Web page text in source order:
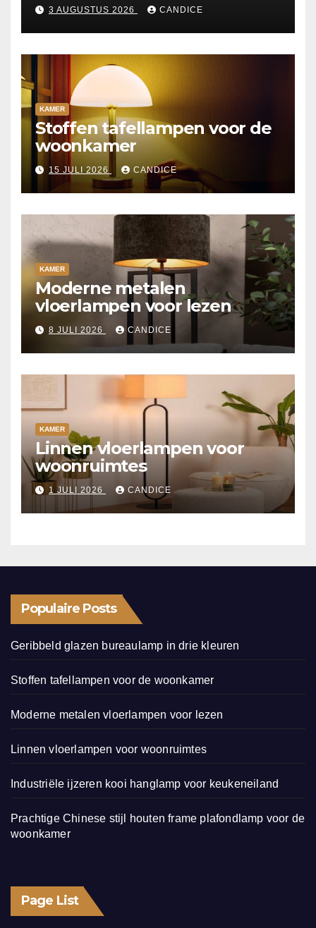
3 AUGUSTUS 2026 CANDICE
KAMER
Stoffen tafellampen voor de
woonkamer
15 JULI 2026 CANDICE
KAMER
Moderne metalen
vloerlampen voor lezen
8 JULI 2026 CANDICE
KAMER
Linnen vloerlampen voor
woonruimtes
1 JULI 2026 CANDICE
Populaire Posts
Geribbeld glazen bureaulamp in drie kleuren
Stoffen tafellampen voor de woonkamer
Moderne metalen vloerlampen voor lezen
Linnen vloerlampen voor woonruimtes
Industriële ijzeren kooi hanglamp voor keukeneiland
Prachtige Chinese stijl houten frame plafondlamp voor de
woonkamer
Page List